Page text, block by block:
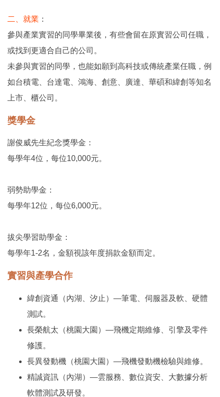
二、就業 ：
參與產業實習的同學畢業後，有些會留在原實習公司任職，
或找到更適合自己的公司。
未參與實習的同學，也能如願到高科技或傳統產業任職，例
如台積電、台達電、鴻海、創意、廣達、華碩和緯創等知名
上市、櫃公司。
獎學金
謝俊威先生紀念獎學金：
每學年4位，每位10,000元。
弱勢助學金：
每學年12位，每位6,000元。
拔尖學習助學金：
每學年1-2名，金額視該年度捐款金額而定。
實習與產學合作
緯創資通（內湖、汐止）—筆電、伺服器及軟、硬體
測試。
長榮航太（桃園大園）—飛機定期維修、引擎及零件
修護。
長異發動機（桃園大園）—飛機發動機檢驗與維修。
精誠資訊（內湖）—雲服務、數位資安、大數據分析
軟體測試及研發。